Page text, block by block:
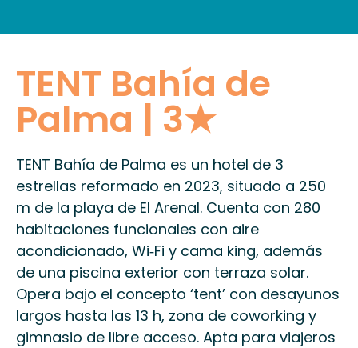
TENT Bahía de
Palma | 3★
TENT Bahía de Palma es un hotel de 3
estrellas reformado en 2023, situado a 250
m de la playa de El Arenal. Cuenta con 280
habitaciones funcionales con aire
acondicionado, Wi‑Fi y cama king, además
de una piscina exterior con terraza solar.
Opera bajo el concepto ‘tent’ con desayunos
largos hasta las 13 h, zona de coworking y
gimnasio de libre acceso. Apta para viajeros